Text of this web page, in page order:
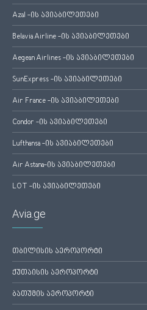
Azal -ის ავიაბილეთები
Belavia Airline -ის ავიაბილეთები
Aegean Airlines -ის ავიაბილეთები
SunExpress -ის ავიაბილეთები
Air France -ის ავიაბილეთები
Condor -ის ავიაბილეთები
Lufthansa -ის ავიაბილეთები
Air Astana-ის ავიაბილეთები
LOT -ის ავიაბილეთები
Avia.ge
თბილისის აეროპორტი
ქუთაისის აეროპორტი
ბათუმის აეროპორტი